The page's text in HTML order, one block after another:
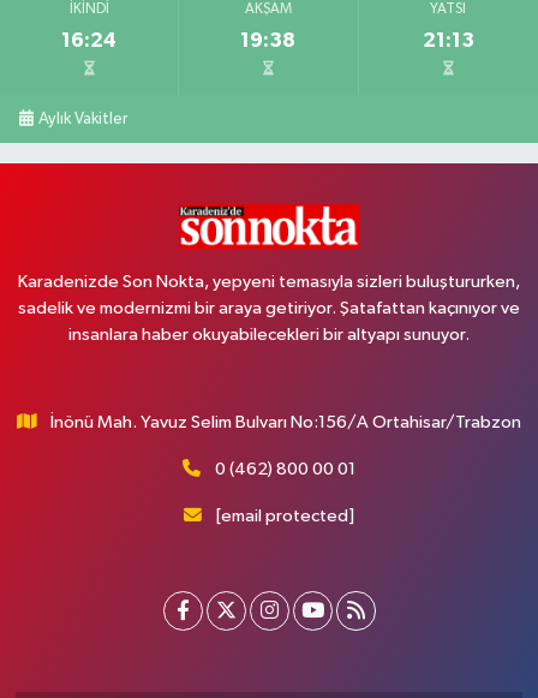
İKINDI
16:24
AKŞAM
19:38
YATSI
21:13
Aylık Vakitler
Karadenizde Son Nokta, yepyeni temasıyla sizleri buluştururken,
sadelik ve modernizmi bir araya getiriyor. Şatafattan kaçınıyor ve
insanlara haber okuyabilecekleri bir altyapı sunuyor.
İnönü Mah. Yavuz Selim Bulvarı No:156/A Ortahisar/Trabzon
0 (462) 800 00 01
[email protected]